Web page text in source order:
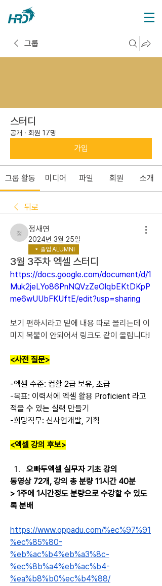
그룹
스터디
공개 · 회원 17명
가입
그룹 활동 미디어 파일 회원 소개
뒤로
정새연
정새연
2024년 3월 25일
졸업 ALUMNI
3월 3주차 엑셀 스터디
https://docs.google.com/document/d/1
Muk2jeLYo86PnNQVzZeOlqbEKtDKpP
me6wUUbFKUftE/edit?usp=sharing
보기 편하시라고 밑에 내용 따로 올리는데 이
미지 복붙이 안되어서 링크도 같이 올립니다!
<사전 질문>
-엑셀 수준: 컴활 2급 보유, 초급
-목표: 이력서에 엑셀 활용 Proficient 라고
적을 수 있는 실력 만들기
-희망직무: 신사업개발, 기획
<엑셀 강의 후보>
오빠두엑셀 실무자 기초 강의
동영상 72개, 강의 총 분량 11시간 40분
> 1주에 1시간정도 분량으로 수강할 수 있도
록 분배
https://www.oppadu.com/%ec%97%91
%ec%85%80-
%eb%ac%b4%eb%a3%8c-
%ec%8b%a4%eb%ac%b4-
%ea%b8%b0%ec%b4%88/